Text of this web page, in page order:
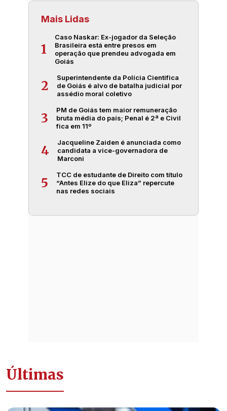
Mais Lidas
1
Caso Naskar: Ex-jogador da Seleção
Brasileira está entre presos em
operação que prendeu advogada em
Goiás
2
Superintendente da Polícia Científica
de Goiás é alvo de batalha judicial por
assédio moral coletivo
3
PM de Goiás tem maior remuneração
bruta média do país; Penal é 2ª e Civil
fica em 11º
4
Jacqueline Zaiden é anunciada como
candidata a vice-governadora de
Marconi
5
TCC de estudante de Direito com título
“Antes Elize do que Eliza” repercute
nas redes sociais
Últimas